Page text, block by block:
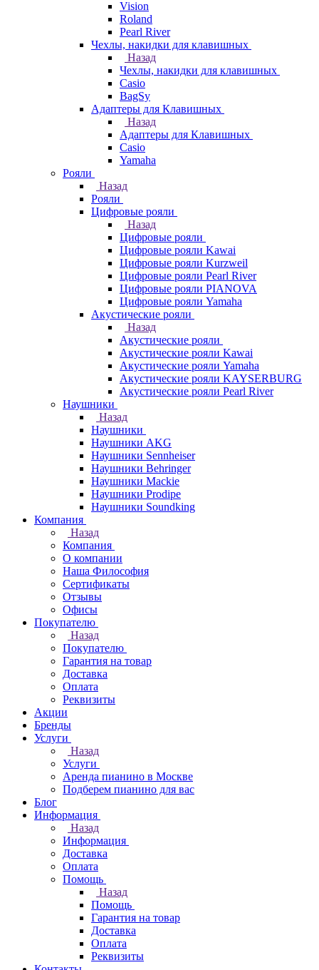
Vision
Roland
Pearl River
Чехлы, накидки для клавишных
Назад
Чехлы, накидки для клавишных
Casio
BagSy
Адаптеры для Клавишных
Назад
Адаптеры для Клавишных
Casio
Yamaha
Рояли
Назад
Рояли
Цифровые рояли
Назад
Цифровые рояли
Цифровые рояли Kawai
Цифровые рояли Kurzweil
Цифровые рояли Pearl River
Цифровые рояли PIANOVA
Цифровые рояли Yamaha
Акустические рояли
Назад
Акустические рояли
Акустические рояли Kawai
Акустические рояли Yamaha
Акустические рояли KAYSERBURG
Акустические рояли Pearl River
Наушники
Назад
Наушники
Наушники AKG
Наушники Sennheiser
Наушники Behringer
Наушники Mackie
Наушники Prodipe
Наушники Soundking
Компания
Назад
Компания
О компании
Наша Философия
Сертификаты
Отзывы
Офисы
Покупателю
Назад
Покупателю
Гарантия на товар
Доставка
Оплата
Реквизиты
Акции
Бренды
Услуги
Назад
Услуги
Аренда пианино в Москве
Подберем пианино для вас
Блог
Информация
Назад
Информация
Доставка
Оплата
Помощь
Назад
Помощь
Гарантия на товар
Доставка
Оплата
Реквизиты